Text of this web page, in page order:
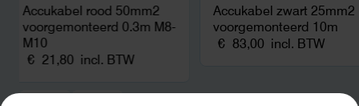
Accukabel rood 50mm2
voorgemonteerd 0.3m M8-
M10
€ 21,80 incl. BTW
Accukabel zwart 25mm2
voorgemonteerd 10m
€ 83,00 incl. BTW